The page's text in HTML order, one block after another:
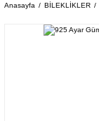
Anasayfa BİLEKLİKLER